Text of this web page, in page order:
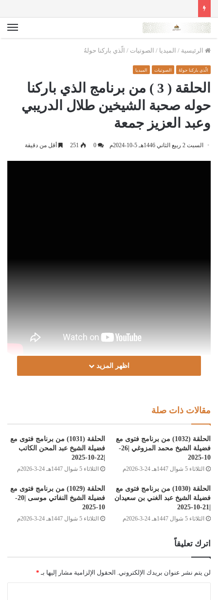
الرئيسية / الميديا / الصوتيات / الّذي باركنا حولهُ
الّذي باركنا حولهُ الصوتيات الميديا
الحلقة ( 3 ) من برنامج الذي باركنا
حوله صحبة الشيخين طلال الدريبي
وعبد العزيز جمعة
السبت 2 ربيع الثاني 1446هـ 5-10-2024م 0
251 أقل من دقيقة
Post Views: 426
مصارف الزكاة
اظهر المزيد
مقالات ذات صلة
الحلقة (1032) من برنامج فتوى مع
فضيلة الشيخ محمد المزوغي |26-
10-2025
الثلاثاء 5 شوال 1447هـ 24-3-2026م
الحلقة (1031) من برنامج فتوى مع
فضيلة الشيخ عبد المحن الكاتب
الثلاثاء 5 شوال 1447هـ 24-3-2026م
الحلقة (1030) من برنامج فتوى مع
فضيلة الشيخ عبد الغني بن سعيدان
الثلاثاء 5 شوال 1447هـ 24-3-2026م
الحلقة (1029) من برنامج فتوى مع
فضيلة الشيخ النفاتي موسى |20-
10-2025
الثلاثاء 5 شوال 1447هـ 24-3-2026م
اترك تعليقاً
لن يتم نشر عنوان بريدك الإلكتروني. الحقول الإلزامية مشار إليها بـ *